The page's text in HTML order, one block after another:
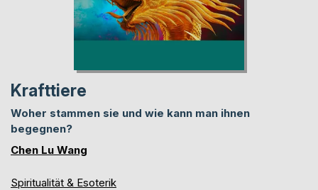
Krafttiere
Woher stammen sie und wie kann man ihnen
begegnen?
Chen Lu Wang
Spiritualität & Esoterik